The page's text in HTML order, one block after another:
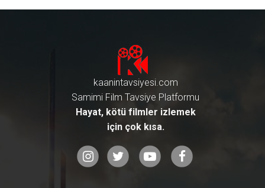
kaanintavsiyesi.com
Samimi Film Tavsiye Platformu
Hayat, kötü filmler izlemek
için çok kısa.